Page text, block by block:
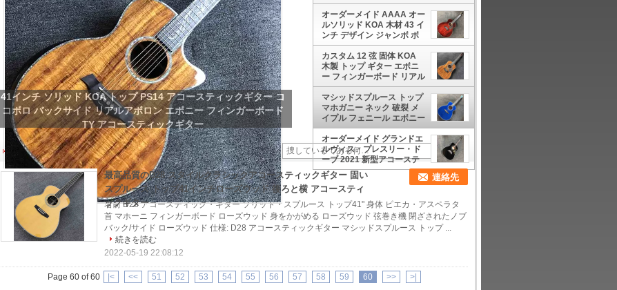
オーダーメイド ハミングバード 鳩 アコースティックギター
オーダーメイド AAAA オー
ルソリッド KOA 木材 43 イ
ンチ デザイン ジャンボ ボ
ディ アコースティックギタ
ー アバロン 首のロゴ付きの
結合はOKです
カスタム 12 弦 固体 KOA
木製 トップ ギター エボニ
ー フィンガーボード リアル
アバロン シェル 結合とイン
レイ 音響 電気 ギ
マシッドスプルース トップ
マホガニー ネック 破裂 メ
イプル フェニール エボニー
フィンガーボード アバロン
Om45s スタイル アコース
ティック ギター
オーダーメイド グランドエ
ルヴィス・プレスリー・ド
ーブ 2021 新型アコーステ
ィックギター
アコースティックギター (591)
最高品質のD28 スタイルクラシックアコースティックギター 固い
スプルース トップ41インチローズウッド 後ろと横 アコースティ
ックギター
連絡先
名前 D28 アコースティック・ギター ソリッド・スプルース トップ41" 身体 ピエカ・アスペラタ
首 マホーニ フィンガーボード ローズウッド 身をかがめる ローズウッド 弦巻き機 閉ざされたノブ
バック/サイド ローズウッド 仕様: D28 アコースティックギター マシッドスプルース トップ ...
続きを読む
2022-05-19 22:08:12
Page 60 of 60 |< << 51 52 53 54 55 56 57 58 59 60 >> >|